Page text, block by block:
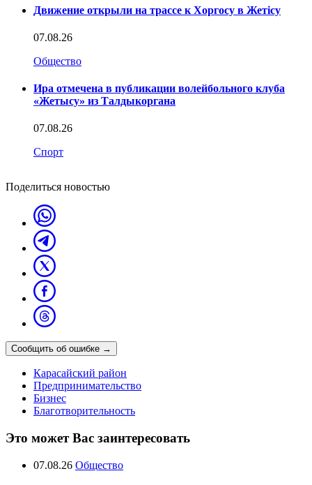
Движение открыли на трассе к Хоргосу в Жетісу
07.08.26
Общество
Ира отмечена в публикации волейбольного клуба
«Жетысу» из Талдыкоргана
07.08.26
Спорт
Поделиться новостью
Сообщить об ошибке →
Карасайский район
Предпринимательство
Бизнес
Благотворительность
Это может Вас заинтересовать
07.08.26 Общество